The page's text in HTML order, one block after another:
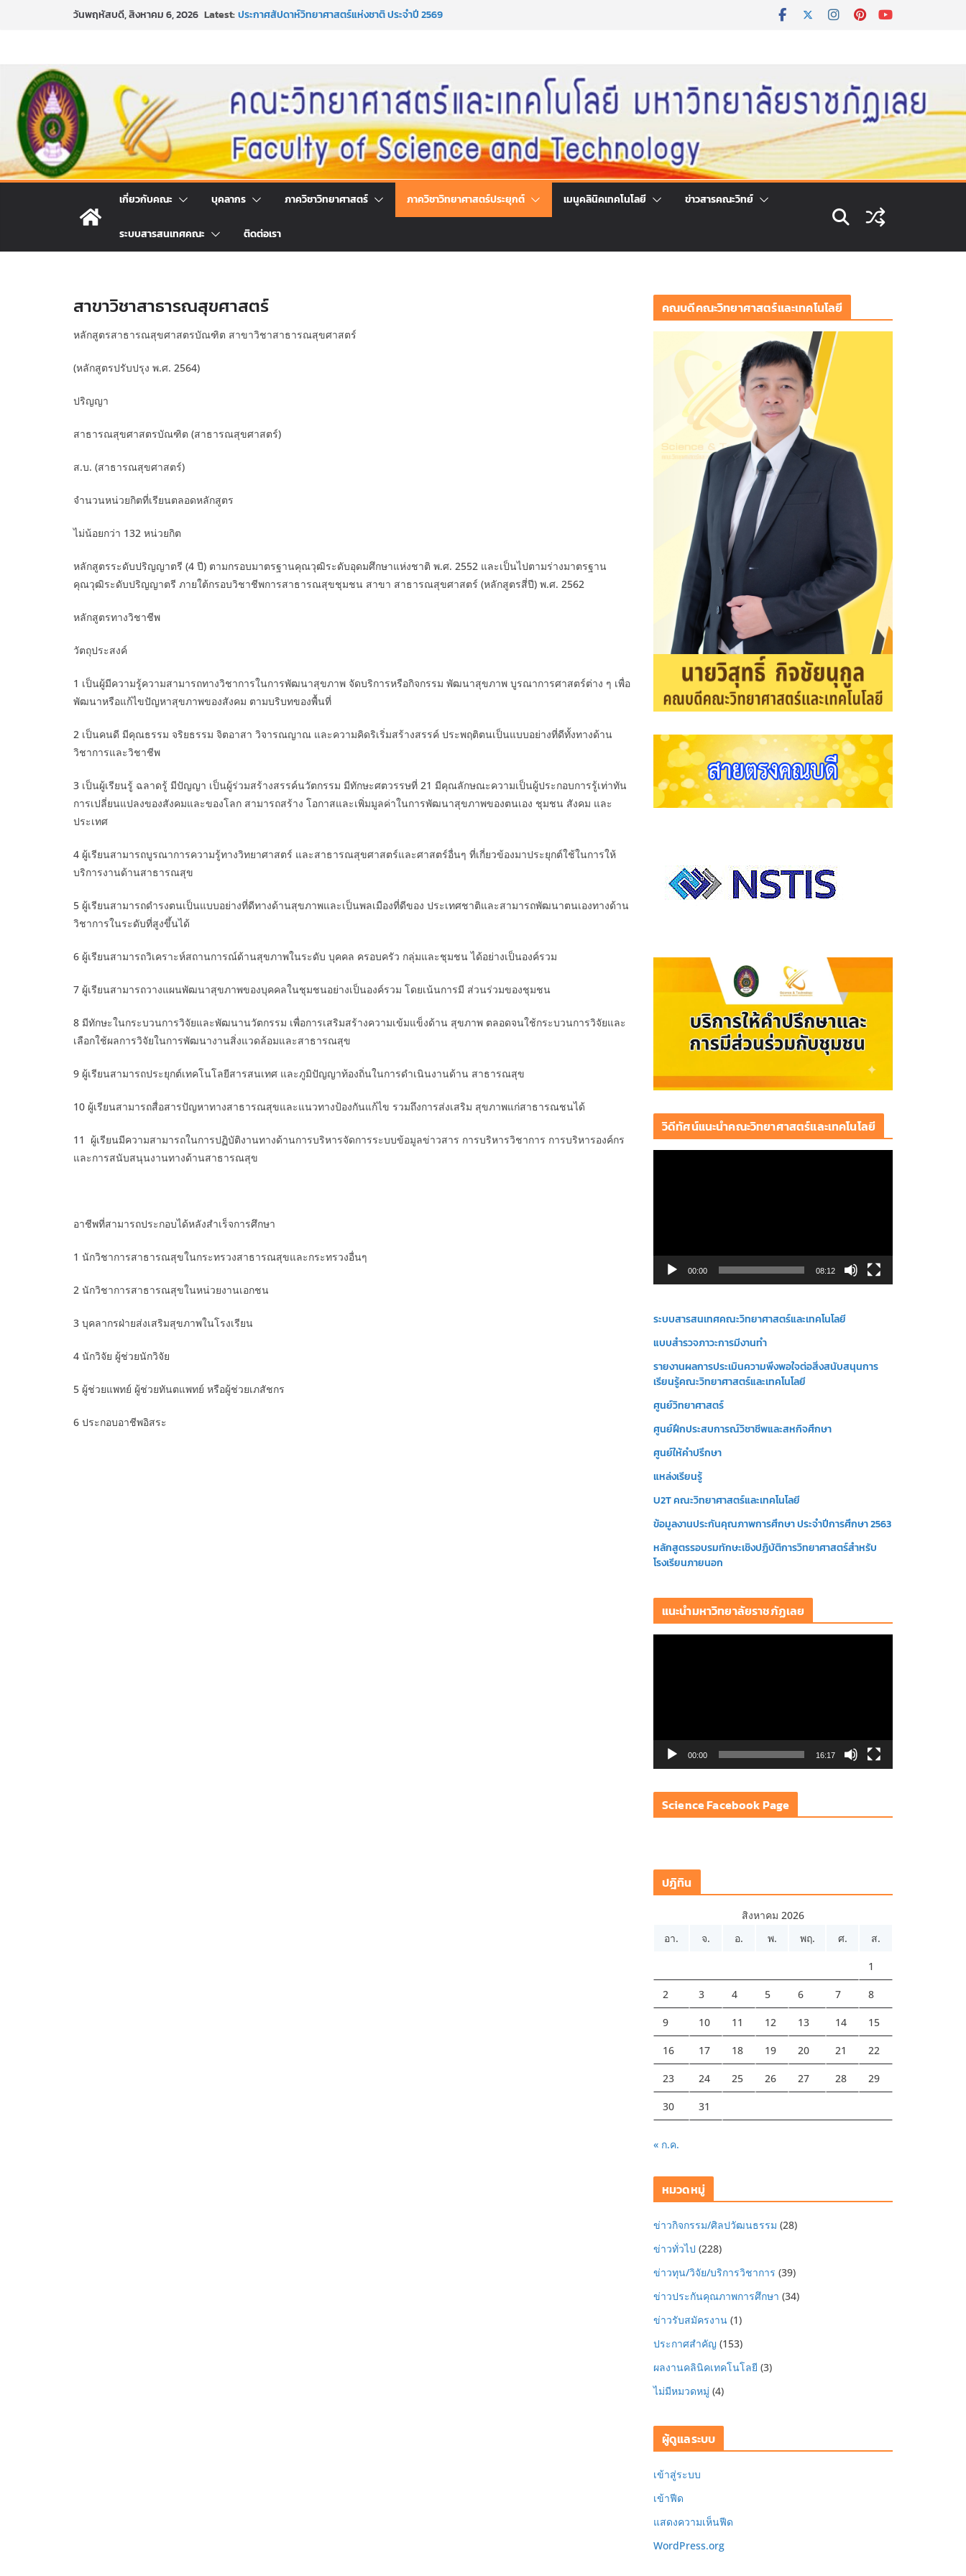
วันพฤหัสบดี, สิงหาคม 6, 2026 Latest:ขอเชิญชวนประชาชนทุกคน ร่วมลงนามออนไลน์ “ลด ละ เลิกเหล้า”
หลักเกณฑ์และวิธีการได้มาซึ่งกรรมการสภานักศึกษาคณะวิทยาศาสตร์
และเทคโนโลยี ภาคปกติ ประจำปีการศึกษา 2569
หลักเกณฑ์และวิธีการได้มาซึ่งนายกสโมสรนักศึกษาคณะวิทยาศาสตร์
และเทคโนโลยี ภาคปกติ ประจำปีการศึกษา 2569
เกี่ยวกับคณะ บุคลากร ภาควิชาวิทยาศาสตร์ ภาควิชาวิทยาศาสตร์ประยุกต์ เมนูคลินิคเทคโนโลยี ข่าวสารคณะวิทย์
ระบบสารสนเทศคณะ ติดต่อเรา
สาขาวิชาสาธารณสุขศาสตร์
หลักสูตรสาธารณสุขศาสตรบัณฑิต สาขาวิชาสาธารณสุขศาสตร์
(หลักสูตรปรับปรุง พ.ศ. 2564)
ปริญญา
สาธารณสุขศาสตรบัณฑิต (สาธารณสุขศาสตร์)
ส.บ. (สาธารณสุขศาสตร์)
จำนวนหน่วยกิตที่เรียนตลอดหลักสูตร
ไม่น้อยกว่า 132 หน่วยกิต
หลักสูตรระดับปริญญาตรี (4 ปี) ตามกรอบมาตรฐานคุณวุฒิระดับอุดมศึกษาแห่งชาติ พ.ศ. 2552 และเป็นไปตามร่างมาตรฐาน
คุณวุฒิระดับปริญญาตรี ภายใต้กรอบวิชาชีพการสาธารณสุขชุมชน สาขา สาธารณสุขศาสตร์ (หลักสูตรสี่ปี) พ.ศ. 2562
หลักสูตรทางวิชาชีพ
วัตถุประสงค์
1 เป็นผู้มีความรู้ความสามารถทางวิชาการในการพัฒนาสุขภาพ จัดบริการหรือกิจกรรม พัฒนาสุขภาพ บูรณาการศาสตร์ต่าง ๆ เพื่อ
พัฒนาหรือแก้ไขปัญหาสุขภาพของสังคม ตามบริบทของพื้นที่
2 เป็นคนดี มีคุณธรรม จริยธรรม จิตอาสา วิจารณญาณ และความคิดริเริ่มสร้างสรรค์ ประพฤติตนเป็นแบบอย่างที่ดีทั้งทางด้าน
วิชาการและวิชาชีพ
3 เป็นผู้เรียนรู้ ฉลาดรู้ มีปัญญา เป็นผู้ร่วมสร้างสรรค์นวัตกรรม มีทักษะศตวรรษที่ 21 มีคุณลักษณะความเป็นผู้ประกอบการรู้เท่าทัน
การเปลี่ยนแปลงของสังคมและของโลก สามารถสร้าง โอกาสและเพิ่มมูลค่าในการพัฒนาสุขภาพของตนเอง ชุมชน สังคม และ
ประเทศ
4 ผู้เรียนสามารถบูรณาการความรู้ทางวิทยาศาสตร์ และสาธารณสุขศาสตร์และศาสตร์อื่นๆ ที่เกี่ยวข้องมาประยุกต์ใช้ในการให้
บริการงานด้านสาธารณสุข
5 ผู้เรียนสามารถดำรงตนเป็นแบบอย่างที่ดีทางด้านสุขภาพและเป็นพลเมืองที่ดีของ ประเทศชาติและสามารถพัฒนาตนเองทางด้าน
วิชาการในระดับที่สูงขึ้นได้
6 ผู้เรียนสามารถวิเคราะห์สถานการณ์ด้านสุขภาพในระดับ บุคคล ครอบครัว กลุ่มและชุมชน ได้อย่างเป็นองค์รวม
7 ผู้เรียนสามารถวางแผนพัฒนาสุขภาพของบุคคลในชุมชนอย่างเป็นองค์รวม โดยเน้นการมี ส่วนร่วมของชุมชน
8 มีทักษะในกระบวนการวิจัยและพัฒนานวัตกรรม เพื่อการเสริมสร้างความเข้มแข็งด้าน สุขภาพ ตลอดจนใช้กระบวนการวิจัยและ
เลือกใช้ผลการวิจัยในการพัฒนางานสิ่งแวดล้อมและสาธารณสุข
9 ผู้เรียนสามารถประยุกต์เทคโนโลยีสารสนเทศ และภูมิปัญญาท้องถิ่นในการดำเนินงานด้าน สาธารณสุข
10 ผู้เรียนสามารถสื่อสารปัญหาทางสาธารณสุขและแนวทางป้องกันแก้ไข รวมถึงการส่งเสริม สุขภาพแก่สาธารณชนได้
11 ผู้เรียนมีความสามารถในการปฏิบัติงานทางด้านการบริหารจัดการระบบข้อมูลข่าวสาร การบริหารวิชาการ การบริหารองค์กร
และการสนับสนุนงานทางด้านสาธารณสุข
อาชีพที่สามารถประกอบได้หลังสำเร็จการศึกษา
1 นักวิชาการสาธารณสุขในกระทรวงสาธารณสุขและกระทรวงอื่นๆ
2 นักวิชาการสาธารณสุขในหน่วยงานเอกชน
3 บุคลากรฝ่ายส่งเสริมสุขภาพในโรงเรียน
4 นักวิจัย ผู้ช่วยนักวิจัย
5 ผู้ช่วยแพทย์ ผู้ช่วยทันตแพทย์ หรือผู้ช่วยเภสัชกร
6 ประกอบอาชีพอิสระ
คณบดีคณะวิทยาศาสตร์และเทคโนโลยี
วิดีทัศน์แนะนำคณะวิทยาศาสตร์และเทคโนโลยี
ล์
ดี
โ
00:00 08:12
ระบบสารสนเทศคณะวิทยาศาสตร์และเทคโนโลยี
แบบสำรวจภาวะการมีงานทำ
รายงานผลการประเมินความพึงพอใจต่อสิ่งสนับสนุนการ
เรียนรู้คณะวิทยาศาสตร์และเทคโนโลยี
ศูนย์วิทยาศาสตร์
ศูนย์ฝึกประสบการณ์วิชาชีพและสหกิจศึกษา
ศูนย์ให้คำปรึกษา
แหล่งเรียนรู้
U2T คณะวิทยาศาสตร์และเทคโนโลยี
ข้อมูลงานประกันคุณภาพการศึกษา ประจำปีการศึกษา 2563
หลักสูตรรอบรมทักษะเชิงปฏิบัติการวิทยาศาสตร์สำหรับ
โรงเรียนภายนอก
แนะนำมหาวิทยาลัยราชภัฏเลย
ล์
โ
00:00 16:17
Science Facebook Page
ปฎิทิน
สิงหาคม 2026
อา.
จ. อ. พ. พฤ. ศ. ส.
1
2 3 4 5 6 7 8
9 10 11 12 13 14 15
16 17 18 19 20 21 22
23 24 25 26 27 28 29
30 31
« ก.ค.
หมวดหมู่
ข่าวกิจกรรม/ศิลปวัฒนธรรม (28)
ข่าวทั่วไป (228)
ข่าวทุน/วิจัย/บริการวิชาการ (39)
ข่าวประกันคุณภาพการศึกษา (34)
ข่าวรับสมัครงาน (1)
ประกาศสำคัญ (153)
ผลงานคลินิคเทคโนโลยี (3)
ไม่มีหมวดหมู่ (4)
ผู้ดูแลระบบ
เข้าสู่ระบบ
เข้าฟีด
แสดงความเห็นฟีด
WordPress.org